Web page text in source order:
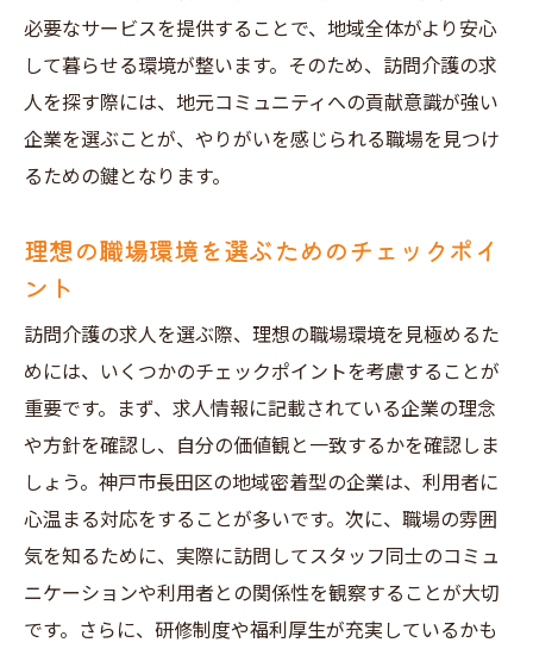
必要なサービスを提供することで、地域全体がより安心
して暮らせる環境が整います。そのため、訪問介護の求
人を探す際には、地元コミュニティへの貢献意識が強い
企業を選ぶことが、やりがいを感じられる職場を見つけ
るための鍵となります。
理想の職場環境を選ぶためのチェックポイ
ント
訪問介護の求人を選ぶ際、理想の職場環境を見極めるた
めには、いくつかのチェックポイントを考慮することが
重要です。まず、求人情報に記載されている企業の理念
や方針を確認し、自分の価値観と一致するかを確認しま
しょう。神戸市長田区の地域密着型の企業は、利用者に
心温まる対応をすることが多いです。次に、職場の雰囲
気を知るために、実際に訪問してスタッフ同士のコミュ
ニケーションや利用者との関係性を観察することが大切
です。さらに、研修制度や福利厚生が充実しているかも